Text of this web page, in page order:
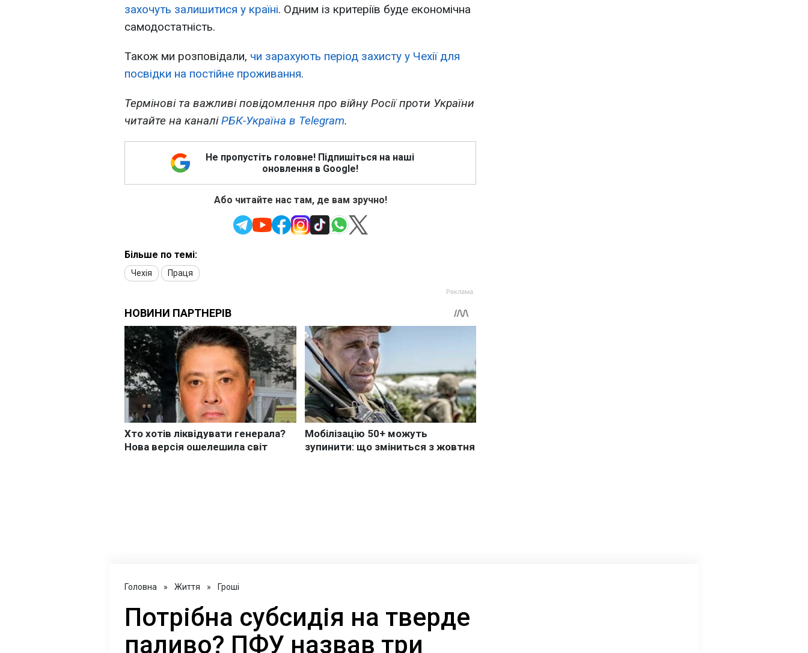
захочуть залишитися у країні. Одним із критеріїв буде економічна
самодостатність.
Також ми розповідали, чи зарахують період захисту у Чехії для
посвідки на постійне проживання.
Термінові та важливі повідомлення про війну Росії проти України
читайте на каналіРБК-Україна в Telegram.
Не пропустіть головне! Підпишіться на наші
оновлення в Google!
Або читайте нас там, де вам зручно!
Більше по темі:
Чехія Праця
Головна » Життя » Гроші
Потрібна субсидія на тверде
паливо? ПФУ назвав три